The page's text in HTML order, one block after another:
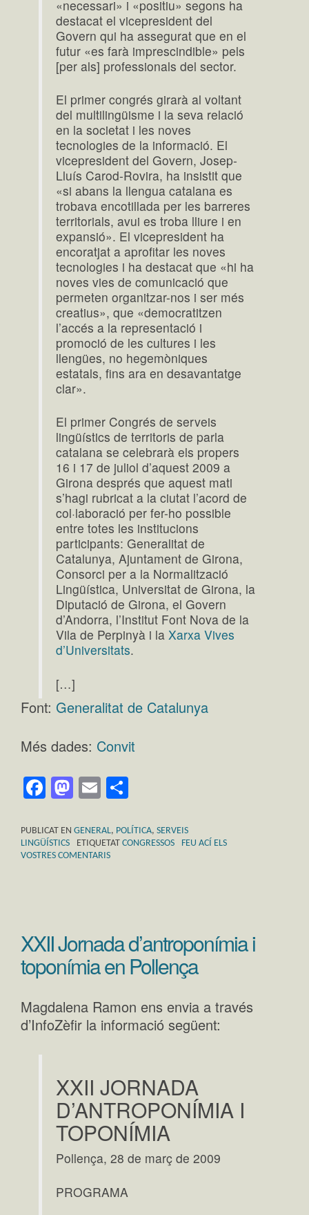
«necessari» i «positiu» segons ha
destacat el vicepresident del
Govern qui ha assegurat que en el
futur «es farà imprescindible» pels
[per als] professionals del sector.
El primer congrés girarà al voltant
del multilingüisme i la seva relació
en la societat i les noves
tecnologies de la informació. El
vicepresident del Govern, Josep-
Lluís Carod-Rovira, ha insistit que
«si abans la llengua catalana es
trobava encotillada per les barreres
territorials, avui es troba lliure i en
expansió». El vicepresident ha
encoratjat a aprofitar les noves
tecnologies i ha destacat que «hi ha
noves vies de comunicació que
permeten organitzar-nos i ser més
creatius», que «democratitzen
l’accés a la representació i
promoció de les cultures i les
llengües, no hegemòniques
estatals, fins ara en desavantatge
clar».
El primer Congrés de serveis
lingüístics de territoris de parla
catalana se celebrarà els propers
16 i 17 de juliol d’aquest 2009 a
Girona després que aquest mati
s’hagi rubricat a la ciutat l’acord de
col·laboració per fer-ho possible
entre totes les institucions
participants: Generalitat de
Catalunya, Ajuntament de Girona,
Consorci per a la Normalització
Lingüística, Universitat de Girona, la
Diputació de Girona, el Govern
d’Andorra, l’Institut Font Nova de la
Vila de Perpinyà i laXarxa Vives
d’Universitats.
[…]
Font: Generalitat de Catalunya
Més dades: Convit
Facebook
Mastodon
Email
PUBLICAT EN GENERAL, POLÍTICA, SERVEIS
LINGÜÍSTICS
ETIQUETAT CONGRESSOS
FEU ACÍ ELS
VOSTRES COMENTARIS
XXII Jornada d’antroponímia i
toponímia en Pollença
Magdalena Ramon ens envia a través
d’InfoZèfir la informació següent:
XXII JORNADA
D’ANTROPONÍMIA I
TOPONÍMIA
Pollença, 28 de març de 2009
PROGRAMA